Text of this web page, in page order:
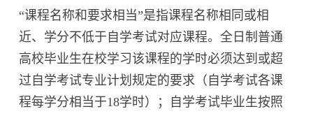
“课程名称和要求相当”是指课程名称相同或相
近、学分不低于自学考试对应课程。全日制普通
高校毕业生在校学习该课程的学时必须达到或超
过自学考试专业计划规定的要求（自学考试各课
程每学分相当于18学时）；自学考试毕业生按照